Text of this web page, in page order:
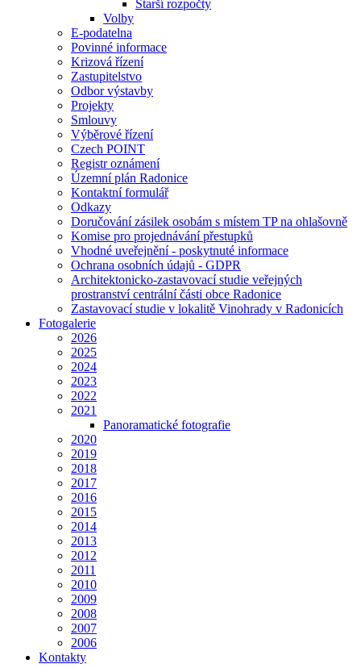
Starší rozpočty
Volby
E-podatelna
Povinné informace
Krizová řízení
Zastupitelstvo
Odbor výstavby
Projekty
Smlouvy
Výběrové řízení
Czech POINT
Registr oznámení
Územní plán Radonice
Kontaktní formulář
Odkazy
Doručování zásilek osobám s místem TP na ohlašovně
Komise pro projednávání přestupků
Vhodné uveřejnění - poskytnuté informace
Ochrana osobních údajů - GDPR
Architektonicko-zastavovací studie veřejných
prostranství centrální části obce Radonice
Zastavovací studie v lokalitě Vinohrady v Radonicích
Fotogalerie
2026
2025
2024
2023
2022
2021
Panoramatické fotografie
2020
2019
2018
2017
2016
2015
2014
2013
2012
2011
2010
2009
2008
2007
2006
Kontakty